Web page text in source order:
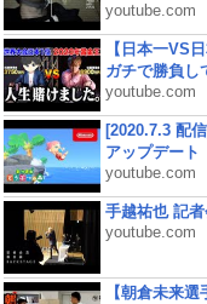
youtube.com
【日本一VS
ガチで勝負し
youtube.com
[2020.7.3 配
アップデート
youtube.com
手越祐也 記
youtube.com
【朝倉未来